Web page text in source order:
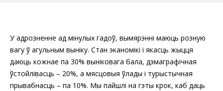
У адрозненне ад мінулых гадоў, вымярэнні маюць розную
вагу ў агульным выніку. Стан эканомікі і якасць жыцця
даюць кожнае па 30% выніковага бала, дэмаграфічная
ўстойлівасць – 20%, а мясцовыя ўлады і турыстычная
прывабнасць – па 10%. Мы пайшлі на гэты крок, каб даць